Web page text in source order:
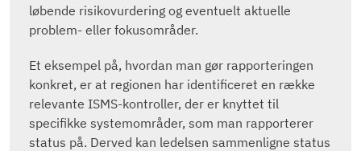
løbende risikovurdering og eventuelt aktuelle
problem- eller fokusområder.
Et eksempel på, hvordan man gør rapporteringen
konkret, er at regionen har identificeret en række
relevante ISMS-kontroller, der er knyttet til
specifikke systemområder, som man rapporterer
status på. Derved kan ledelsen sammenligne status